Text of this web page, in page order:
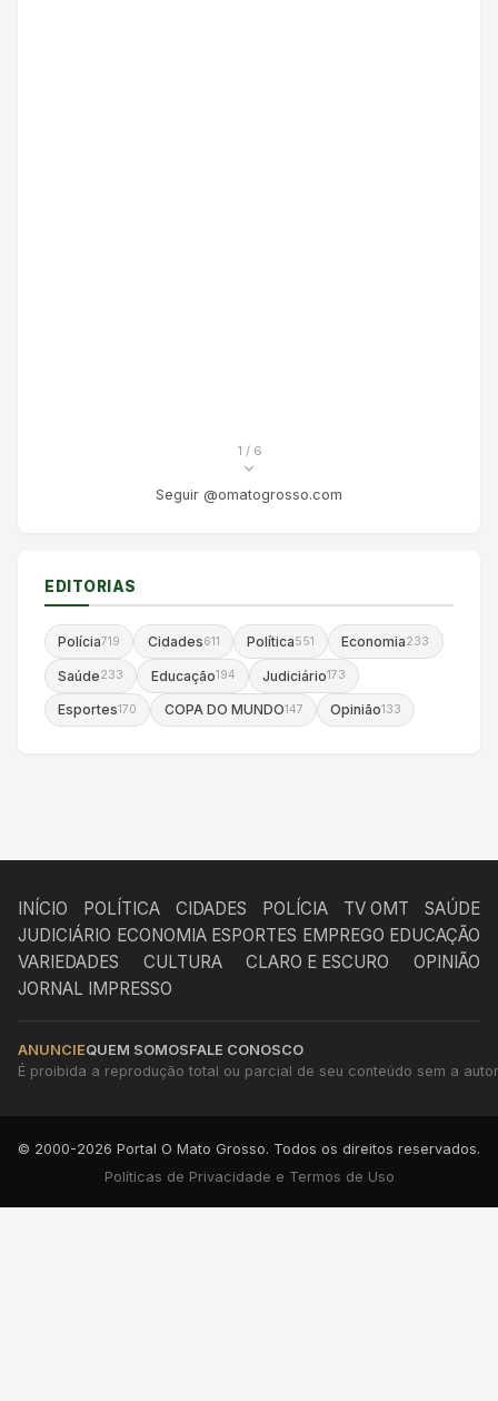
1 / 6
Seguir @omatogrosso.com
EDITORIAS
Polícia719 Cidades611 Política551 Economia233
Saúde233 Educação194 Judiciário173
Esportes170 COPA DO MUNDO147 Opinião133
INÍCIO POLÍTICA CIDADES POLÍCIA TV OMT
SAÚDE
JUDICIÁRIO ECONOMIA ESPORTES EMPREGO EDUCAÇÃO
VARIEDADES
CULTURA CLARO E ESCURO
OPINIÃO
JORNAL IMPRESSO
ANUNCIEQUEM SOMOSFALE CONOSCO
É proibida a reprodução total ou parcial de seu conteúdo sem a
© 2000-2026 Portal O Mato Grosso. Todos os direitos reservados.
Políticas de Privacidade e Termos de Uso